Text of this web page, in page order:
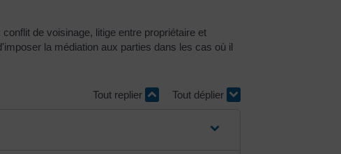
de voisinage, litige entre propriétaire et
la médiation aux parties dans les cas où il
Tout replier Tout déplier